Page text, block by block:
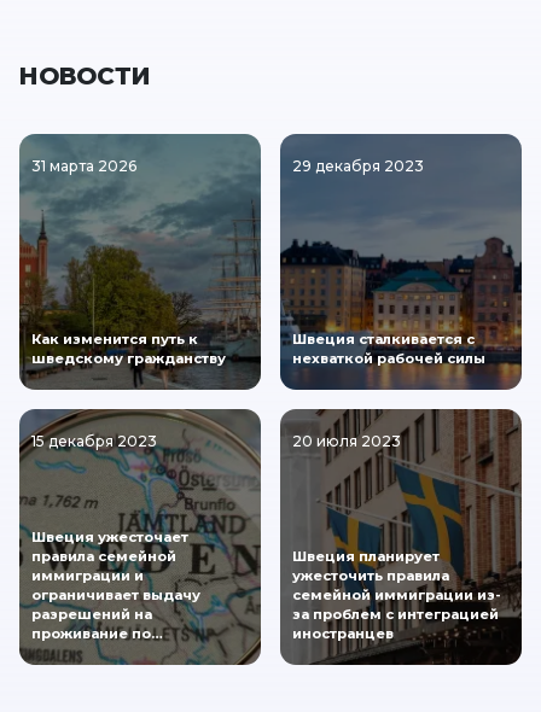
НОВОСТИ
31 марта 2026
Как изменится путь к
шведскому гражданству
29 декабря 2023
Швеция сталкивается с
нехваткой рабочей силы
15 декабря 2023
Швеция ужесточает
правила семейной
иммиграции и
ограничивает выдачу
разрешений на
проживание по…
20 июля 2023
Швеция планирует
ужесточить правила
семейной иммиграции из-
за проблем с интеграцией
иностранцев